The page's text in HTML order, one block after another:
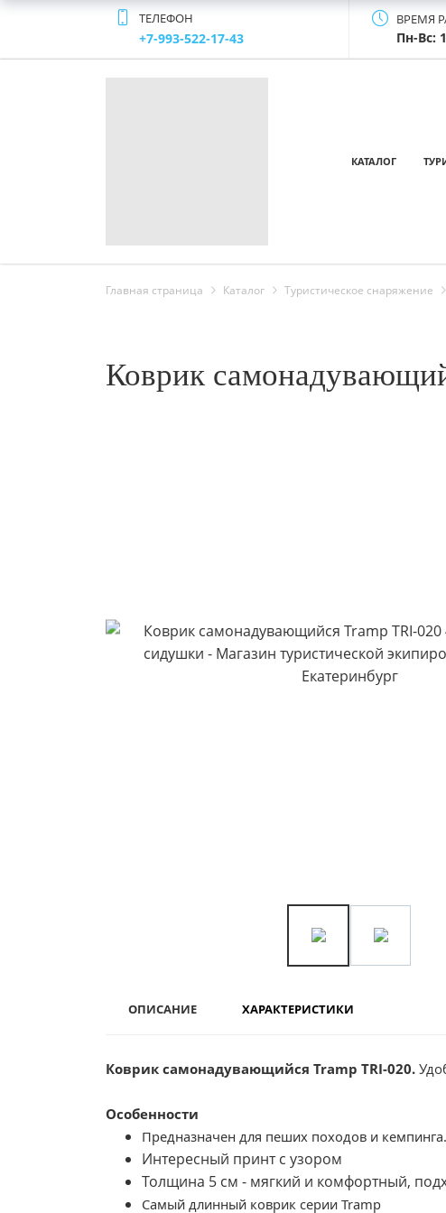
ТЕЛЕФОН
+7-993-522-17-43
ВРЕМЯ
Пн-Вс:
КАТАЛОГ
Главная страница Каталог Туристическое снаряжение
Коврик
ОПИСАНИЕ ХАРАКТЕРИСТИКИ
Коврик самонадувающийся Tramp TRI-020.
Особенности
Предназначен для пеших походов и кемпинга.
Интересный принт с узором
Толщина 5 см - мягкий и комфортный,
Самый длинный коврик серии Tramp